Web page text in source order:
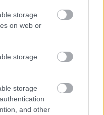
storage
on web or
storage
storage
and other